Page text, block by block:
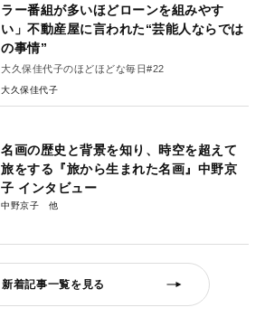
ラー番組が多いほどローンを組みやす
い」不動産屋に言われた“芸能人ならでは
の事情”
大久保佳代子のほどほどな毎日#22
大久保佳代子
名画の歴史と背景を知り、時空を超えて
旅をする『旅から生まれた名画』中野京
子 インタビュー
中野京子
新着記事一覧を見る